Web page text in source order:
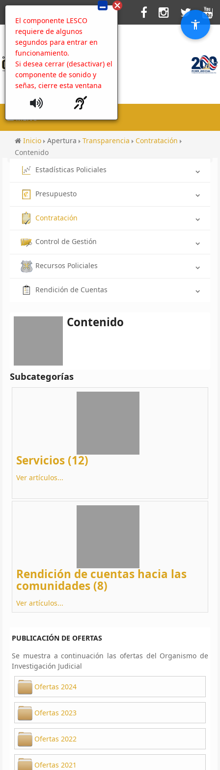
El componente LESCO
requiere de algunos
segundos para entrar en
funcionamiento.
Si desea cerrar (desactivar) el
componente de sonido y
señas, cierre esta ventana
MENU
Inicio Apertura Transparencia
Contratación
Contenido
Estadísticas Policiales
Presupuesto
Contratación
Control de Gestión
Recursos Policiales
Rendición de Cuentas
Contenido
Subcategorías
Servicios (12)
Ver artículos...
Rendición de cuentas hacia las
comunidades (8)
Ver artículos...
PUBLICACIÓN DE OFERTAS
Se muestra a continuación las ofertas del Organismo de
Investigación Judicial
Ofertas 2024
Ofertas 2023
Ofertas 2022
Ofertas 2021